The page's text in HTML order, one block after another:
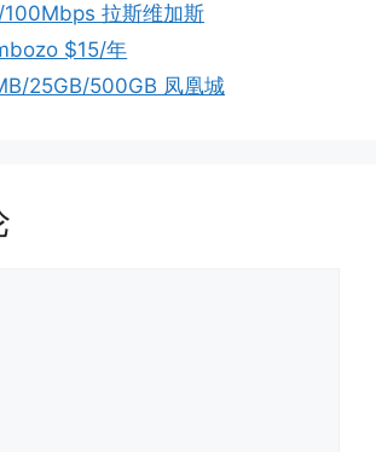
100Mbps 拉斯维加斯
$15/年
25GB/500GB 凤凰城